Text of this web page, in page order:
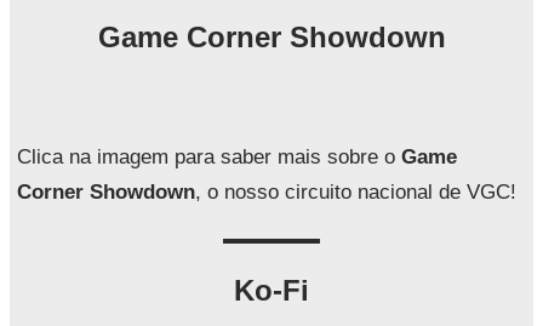
a
Game Corner Showdown
Clica na imagem para saber mais sobre o Game
Corner Showdown, o nosso circuito nacional de VGC!
Ko-Fi